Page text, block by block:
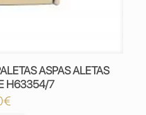
ASPAS ALETAS
H63354/7
€